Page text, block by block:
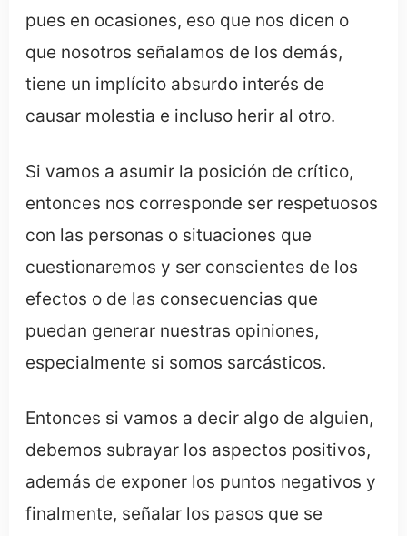
pues en ocasiones, eso que nos dicen o
que nosotros señalamos de los demás,
tiene un implícito absurdo interés de
causar molestia e incluso herir al otro.
Si vamos a asumir la posición de crítico,
entonces nos corresponde ser respetuosos
con las personas o situaciones que
cuestionaremos y ser conscientes de los
efectos o de las consecuencias que
puedan generar nuestras opiniones,
especialmente si somos sarcásticos.
Entonces si vamos a decir algo de alguien,
debemos subrayar los aspectos positivos,
además de exponer los puntos negativos y
finalmente, señalar los pasos que se